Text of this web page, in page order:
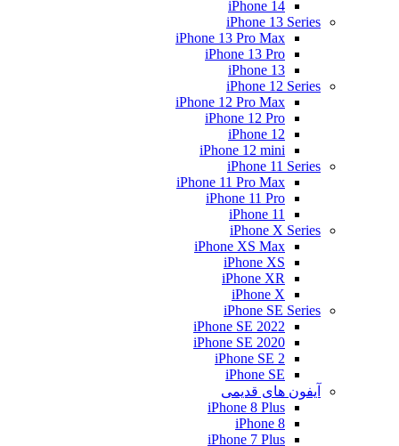
iPhone 14
iPhone 13 Series
iPhone 13 Pro Max
iPhone 13 Pro
iPhone 13
iPhone 12 Series
iPhone 12 Pro Max
iPhone 12 Pro
iPhone 12
iPhone 12 mini
iPhone 11 Series
iPhone 11 Pro Max
iPhone 11 Pro
iPhone 11
iPhone X Series
iPhone XS Max
iPhone XS
iPhone XR
iPhone X
iPhone SE Series
iPhone SE 2022
iPhone SE 2020
iPhone SE 2
iPhone SE
آیفون های قدیمی
iPhone 8 Plus
iPhone 8
iPhone 7 Plus